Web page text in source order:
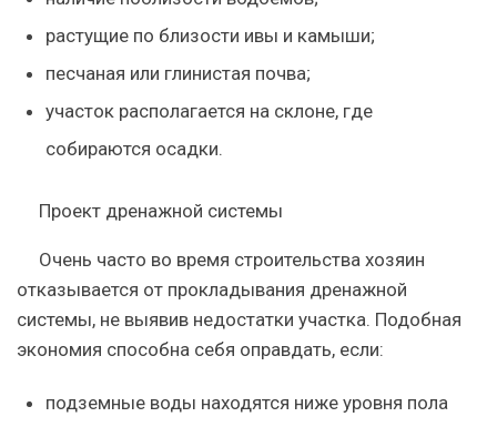
растущие по близости ивы и камыши;
песчаная или глинистая почва;
участок располагается на склоне, где
собираются осадки.
Проект дренажной системы
Очень часто во время строительства хозяин
отказывается от прокладывания дренажной
системы, не выявив недостатки участка. Подобная
экономия способна себя оправдать, если:
подземные воды находятся ниже уровня пола